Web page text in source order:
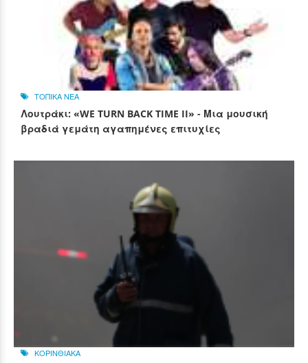
ΤΟΠΙΚΑ ΝΕΑ
Λουτράκι: «WE TURN BACK TIME II» - Μια μουσική
βραδιά γεμάτη αγαπημένες επιτυχίες
ΚΟΡΙΝΘΙΑΚΑ